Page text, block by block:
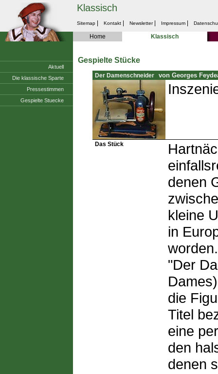
Aktuell
Die klassische Sparte
Pressestimmen
Gespielte Stuecke
Klassisch
Sitemap Kontakt Newsletter Impressum
Home Klassisch
Gespielte Stücke
Der Damenschneider von Georges
Das Stück
denen
kleine
in
"Der
die
Titel
eine
den
denen